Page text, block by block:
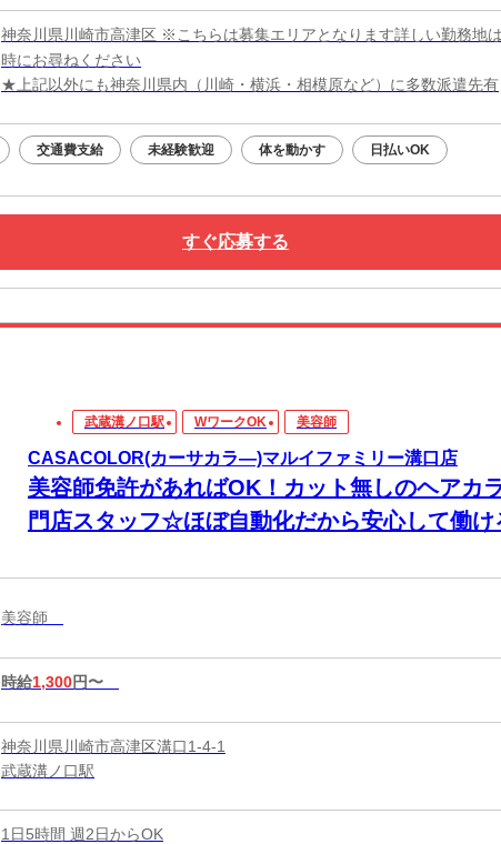
神奈川県川崎市高津区 ※こちらは募集エリアとなります詳しい勤務地
時にお尋ねください
★上記以外にも神奈川県内（川崎・横浜・相模原など）に多数派遣先有
交通費支給 未経験歓迎 体を動かす 日払いOK
すぐ応募する
武蔵溝ノ口駅 WワークOK 美容師
CASACOLOR(カーサカラ―)マルイファミリー溝口店
美容師免許があればOK！カット無しのヘアカ
門店スタッフ☆ほぼ自動化だから安心して働け
美容師
時給1,300円〜
神奈川県川崎市高津区溝口1-4-1
武蔵溝ノ口駅
1日5時間 週2日からOK